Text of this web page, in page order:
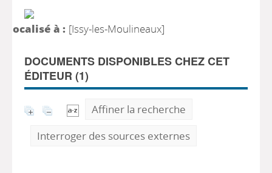
localisé à : [Issy-les-Moulineaux]
DOCUMENTS DISPONIBLES CHEZ CET
ÉDITEUR (1)
Affiner la recherche
Interroger des sources externes